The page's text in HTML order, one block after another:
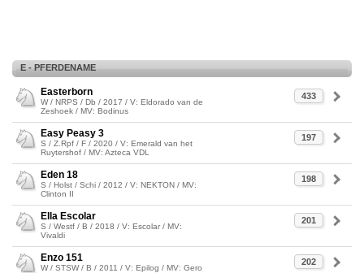
E - PFERDENAME
433
Easterborn
W / NRPS / Db / 2017 / V: Eldorado van de
Zeshoek / MV: Bodinus
197
Easy Peasy 3
S / Z.Rpf / F / 2020 / V: Emerald van het
Ruytershof / MV: Azteca VDL
198
Eden 18
S / Holst / Schi / 2012 / V: NEKTON / MV:
Clinton II
201
Ella Escolar
S / Westf / B / 2018 / V: Escolar / MV:
Vivaldi
202
Enzo 151
W / STSW / B / 2011 / V: Epilog / MV: Gero